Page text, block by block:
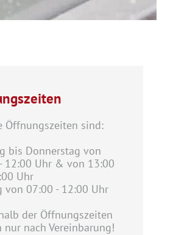
Öffnungszeiten sind:
bis Donnerstag von
12:00 Uhr & von 13:00
Uhr
von 07:00 - 12:00 Uhr
der Öffnungszeiten
nur nach Vereinbarung!